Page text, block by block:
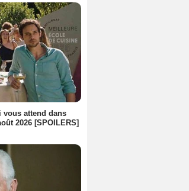
vous attend dans
2026 [SPOILERS]